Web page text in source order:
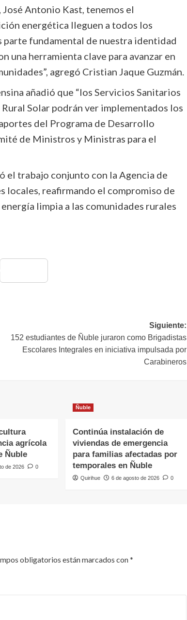
Antonio Kast, tenemos el
energética lleguen a todos los
fundamental de nuestra identidad
una herramienta clave para avanzar en
agregó Cristian Jaque Guzmán.
añadió que “los Servicios Sanitarios
Solar podrán ver implementados los
del Programa de Desarrollo
de Ministros y Ministras para el
el trabajo conjunto con la Agencia de
locales, reafirmando el compromiso de
limpia a las comunidades rurales
Siguiente:
152 estudiantes de Ñuble juraron como Brigadistas
Escolares Integrales en iniciativa impulsada por
Carabineros
agrícola
Ñuble
de 2026 0
Ñuble
Continúa instalación de
viviendas de emergencia
para familias afectadas por
temporales en Ñuble
Quirihue 6 de agosto de 2026 0
obligatorios están marcados con*